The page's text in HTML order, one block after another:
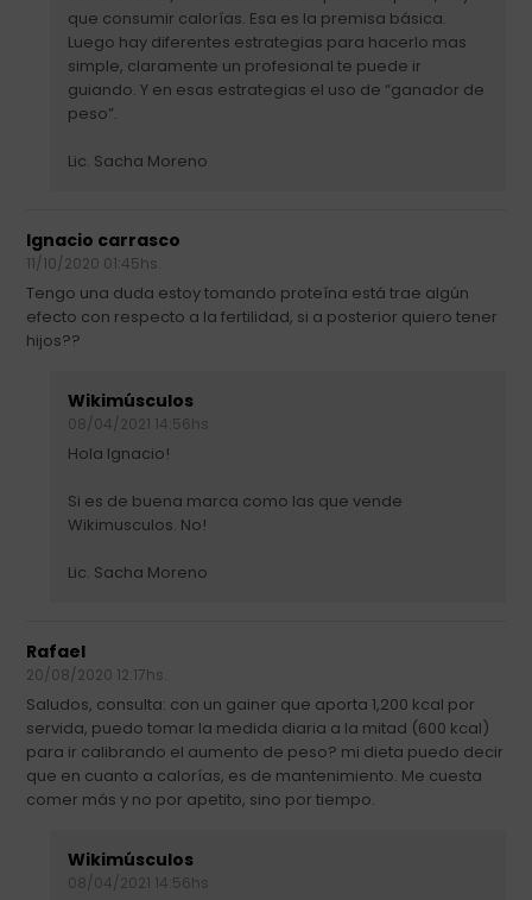
que consumir calorías. Esa es la premisa básica.
Luego hay diferentes estrategias para hacerlo mas
simple, claramente un profesional te puede ir
guiando. Y en esas estrategias el uso de “ganador de
peso”.
Lic. Sacha Moreno
Ignacio carrasco
11/10/2020 01:45hs.
Tengo una duda estoy tomando proteína está trae algún
efecto con respecto a la fertilidad, si a posterior quiero tener
hijos??
Wikimúsculos
08/04/2021 14:56hs
Hola Ignacio!
Si es de buena marca como las que vende
Wikimusculos. No!
Lic. Sacha Moreno
Rafael
20/08/2020 12:17hs.
Saludos, consulta: con un gainer que aporta 1,200 kcal por
servida, puedo tomar la medida diaria a la mitad (600 kcal)
para ir calibrando el aumento de peso? mi dieta puedo decir
que en cuanto a calorías, es de mantenimiento. Me cuesta
comer más y no por apetito, sino por tiempo.
Wikimúsculos
08/04/2021 14:56hs